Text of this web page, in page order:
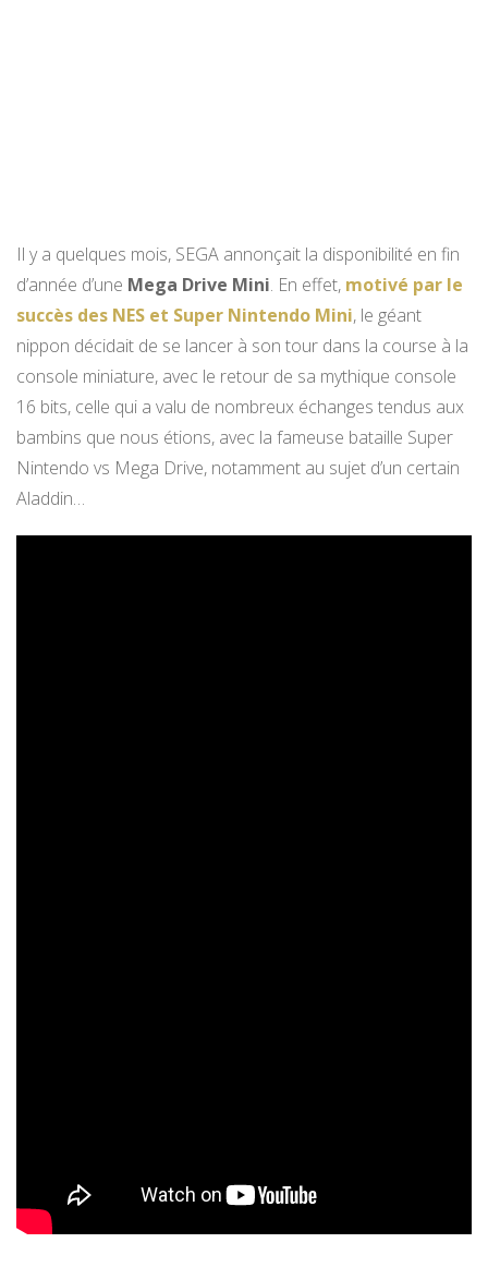
Il y a quelques mois, SEGA annonçait la disponibilité en fin
d’année d’une Mega Drive Mini. En effet, motivé par le
succès des NES et Super Nintendo Mini, le géant
nippon décidait de se lancer à son tour dans la course à la
console miniature, avec le retour de sa mythique console
16 bits, celle qui a valu de nombreux échanges tendus aux
bambins que nous étions, avec la fameuse bataille Super
Nintendo vs Mega Drive, notamment au sujet d’un certain
Aladdin…